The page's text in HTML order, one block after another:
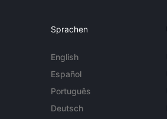
Sprachen
English
Español
Português
Deutsch